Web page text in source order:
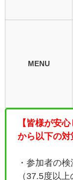
MENU
【皆様が安
から以下の対
・参加者の
（37.5度以